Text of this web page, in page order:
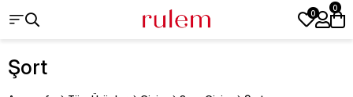
0
0
Şort